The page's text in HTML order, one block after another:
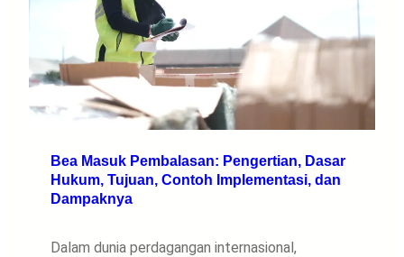
Bea Masuk Pembalasan: Pengertian, Dasar
Hukum, Tujuan, Contoh Implementasi, dan
Dampaknya
Dalam dunia perdagangan internasional,